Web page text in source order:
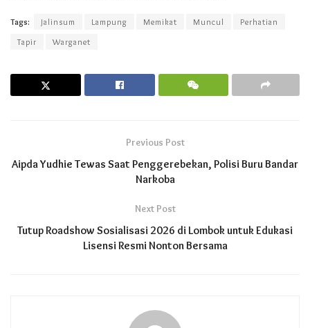
Tags: Jalinsum Lampung Memikat Muncul
Perhatian
Tapir
Warganet
Previous Post
Aipda Yudhie Tewas Saat Penggerebekan, Polisi Buru Bandar
Narkoba
Next Post
Tutup Roadshow Sosialisasi 2026 di Lombok untuk Edukasi
Lisensi Resmi Nonton Bersama